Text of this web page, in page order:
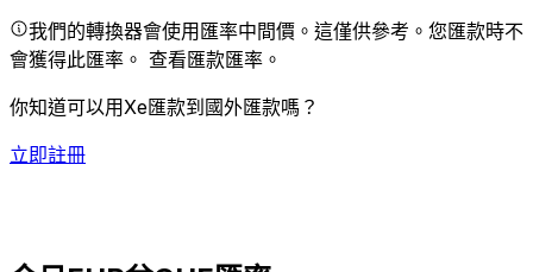
我們的轉換器會使用匯率中間價。這僅供參考。您匯款時不
會獲得此匯率。 查看匯款匯率。
你知道可以用Xe匯款到國外匯款嗎？
立即註冊